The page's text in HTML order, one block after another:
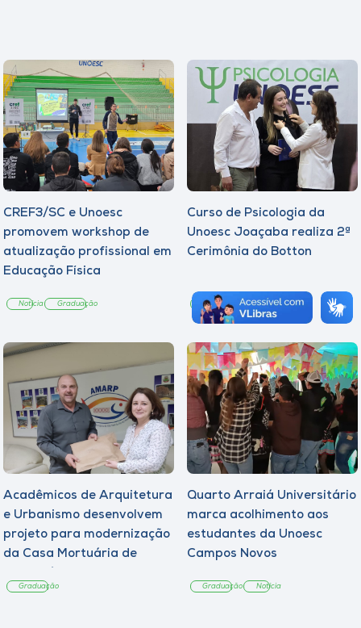
CREF3/SC e Unoesc
promovem workshop de
atualização profissional em
Educação Física
Notícia Graduação
Curso de Psicologia da
Unoesc Joaçaba realiza 2ª
Cerimônia do Botton
Graduação Notícia
Acadêmicos de Arquitetura
e Urbanismo desenvolvem
projeto para modernização
da Casa Mortuária de
Graduação
Quarto Arraiá Universitário
marca acolhimento aos
estudantes da Unoesc
Campos Novos
Graduação Notícia